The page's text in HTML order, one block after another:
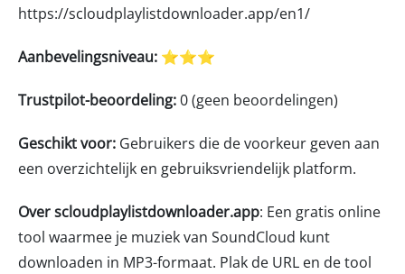
https://scloudplaylistdownloader.app/en1/
Aanbevelingsniveau: ⭐⭐⭐
Trustpilot-beoordeling:0 (geen beoordelingen)
Geschikt voor: Gebruikers die de voorkeur geven aan
een overzichtelijk en gebruiksvriendelijk platform.
Over scloudplaylistdownloader.app: Een gratis online
tool waarmee je muziek van SoundCloud kunt
downloaden in MP3-formaat. Plak de URL en de tool